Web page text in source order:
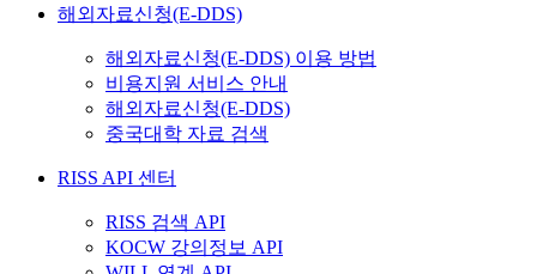
해외자료신청(E-DDS)
해외자료신청(E-DDS) 이용 방법
비용지원 서비스 안내
해외자료신청(E-DDS)
중국대학 자료 검색
RISS API 센터
RISS 검색 API
KOCW 강의정보 API